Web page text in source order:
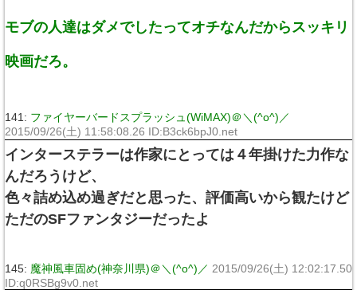
モブの人達はダメでしたってオチなんだからスッキリ
映画だろ。
141: ファイヤーバードスプラッシュ(WiMAX)＠＼(^o^)／
2015/09/26(土) 11:58:08.26 ID:B3ck6bpJ0.net
インターステラーは作家にとっては４年掛けた力作な
んだろうけど、
色々詰め込め過ぎだと思った、評価高いから観たけど
ただのSFファンタジーだったよ
145: 魔神風車固め(神奈川県)＠＼(^o^)／ 2015/09/26(土) 12:02:17.50
ID:q0RSBg9v0.net